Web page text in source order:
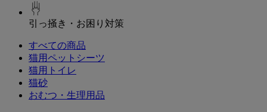
引っ掻き・お困り対策
すべての商品
猫用ペットシーツ
猫用トイレ
猫砂
おむつ・生理用品